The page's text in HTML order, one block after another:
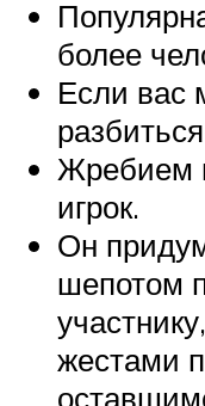
более
Если вас
Жребием
игрок.
Он
шепотом
жестами